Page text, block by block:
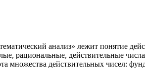
анализ» лежит понятие
рациональные, действительные
множества действительных чисел: